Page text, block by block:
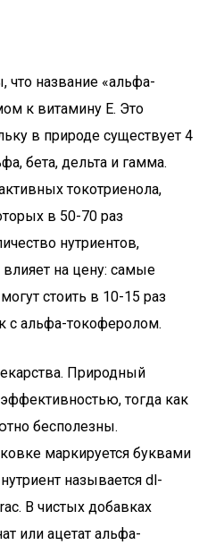
название «альфа-
к витамину Е. Это
в природе существует 4
бета, дельта и гамма.
токотриенола,
в 50-70 раз
нутриентов,
влияет на цену: самые
стоить в 10-15 раз
с альфа-токоферолом.
Природный
тогда как
бесполезны.
маркируется буквами
называется dl-
В чистых добавках
или ацетат альфа-